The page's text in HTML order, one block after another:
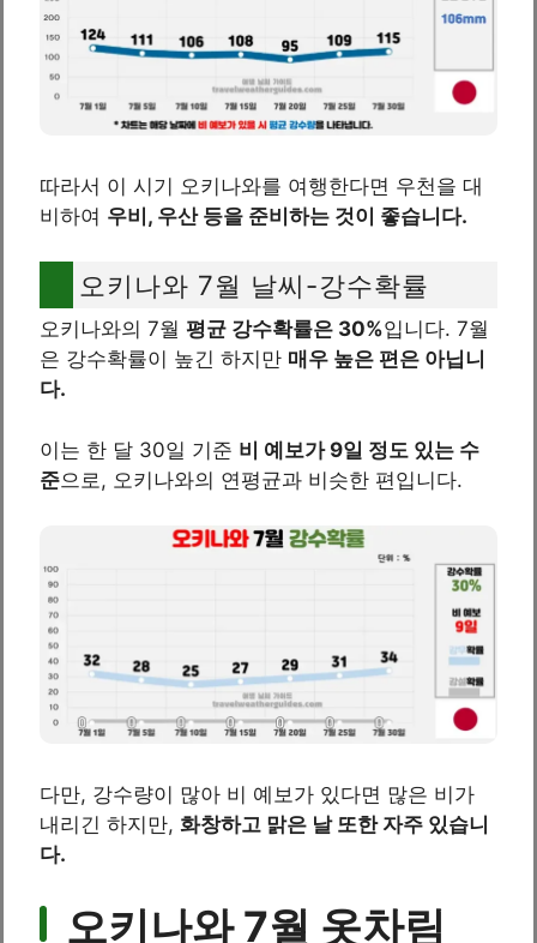
따라서 이 시기 오키나와를 여행한다면 우천을 대
비하여 우비, 우산 등을 준비하는 것이 좋습니다.
오키나와 7월 날씨-강수확률
오키나와의 7월 평균 강수확률은 30%입니다. 7월
은 강수확률이 높긴 하지만 매우 높은 편은 아닙니
다.
이는 한 달 30일 기준 비 예보가 9일 정도 있는 수
준으로, 오키나와의 연평균과 비슷한 편입니다.
다만, 강수량이 많아 비 예보가 있다면 많은 비가
내리긴 하지만, 화창하고 맑은 날 또한 자주 있습니
다.
오키나와 7월 옷차림